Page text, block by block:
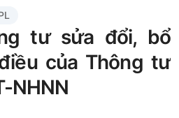
tư sửa đổi, bổ
của Thông tư
NHNN